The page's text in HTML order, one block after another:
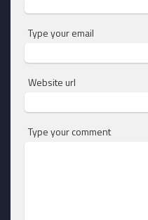
Type your email
Website url
Type your comment